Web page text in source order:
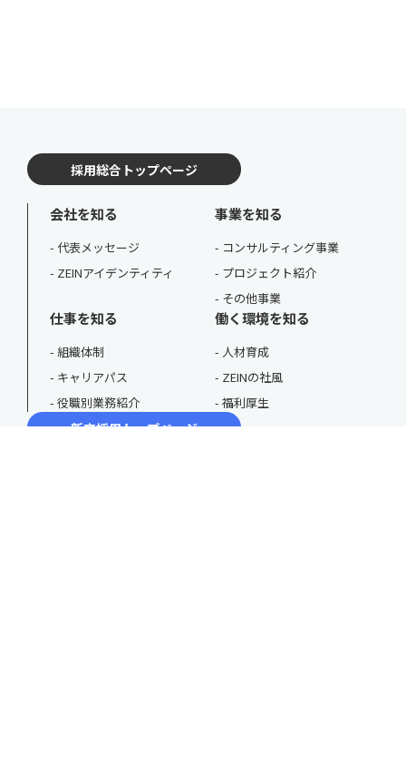
採用総合トップページ
会社を知る
代表メッセージ
ZEINアイデンティティ
事業を知る
コンサルティング事業
プロジェクト紹介
その他事業
仕事を知る
組織体制
キャリアパス
役職別業務紹介
働く環境を知る
人材育成
ZEINの社風
福利厚生
新卒採用トップページ